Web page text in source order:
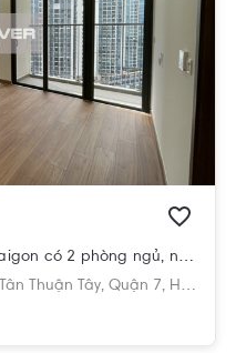
Chp thuê căn hộ Eco Green Saigon có 2 phòng ngủ, nội thất cơ bản.
Tân Thuận Tây, Quận 7, Hồ Chí Minh